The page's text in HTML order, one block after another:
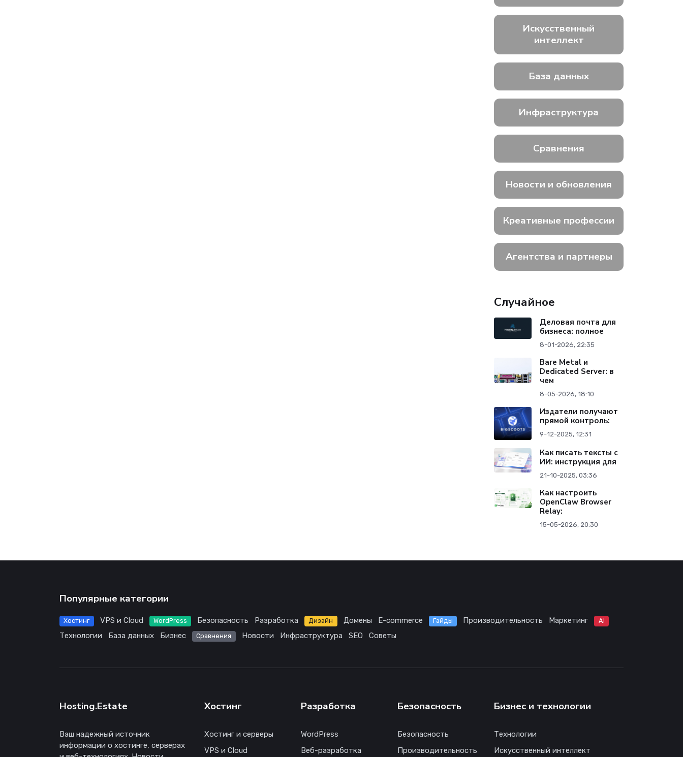
Искусственный
интеллект
База данных
Инфраструктура
Сравнения
Новости и обновления
Креативные профессии
Агентства и партнеры
Случайное
Деловая почта для
бизнеса: полное
8-01-2026, 22:35
Bare Metal и
Dedicated Server: в
чем
8-05-2026, 18:10
Издатели получают
прямой контроль:
9-12-2025, 12:31
Как писать тексты с
ИИ: инструкция для
21-10-2025, 03:36
Как настроить
OpenClaw Browser
Relay:
15-05-2026, 20:30
Популярные категории
Хостинг VPS и Cloud WordPress Безопасность Разработка Дизайн Домены E-commerce Гайды Производительность Маркетинг AI
Технологии База данных Бизнес Сравнения Новости Инфраструктура SEO Советы
Hosting.Estate
Ваш надежный источник
информации о хостинге, серверах
Хостинг
Хостинг и серверы
VPS и Cloud
Разработка
WordPress
Веб-разработка
Безопасность
Безопасность
Производительность
Бизнес и технологии
Технологии
Искусственный интеллект